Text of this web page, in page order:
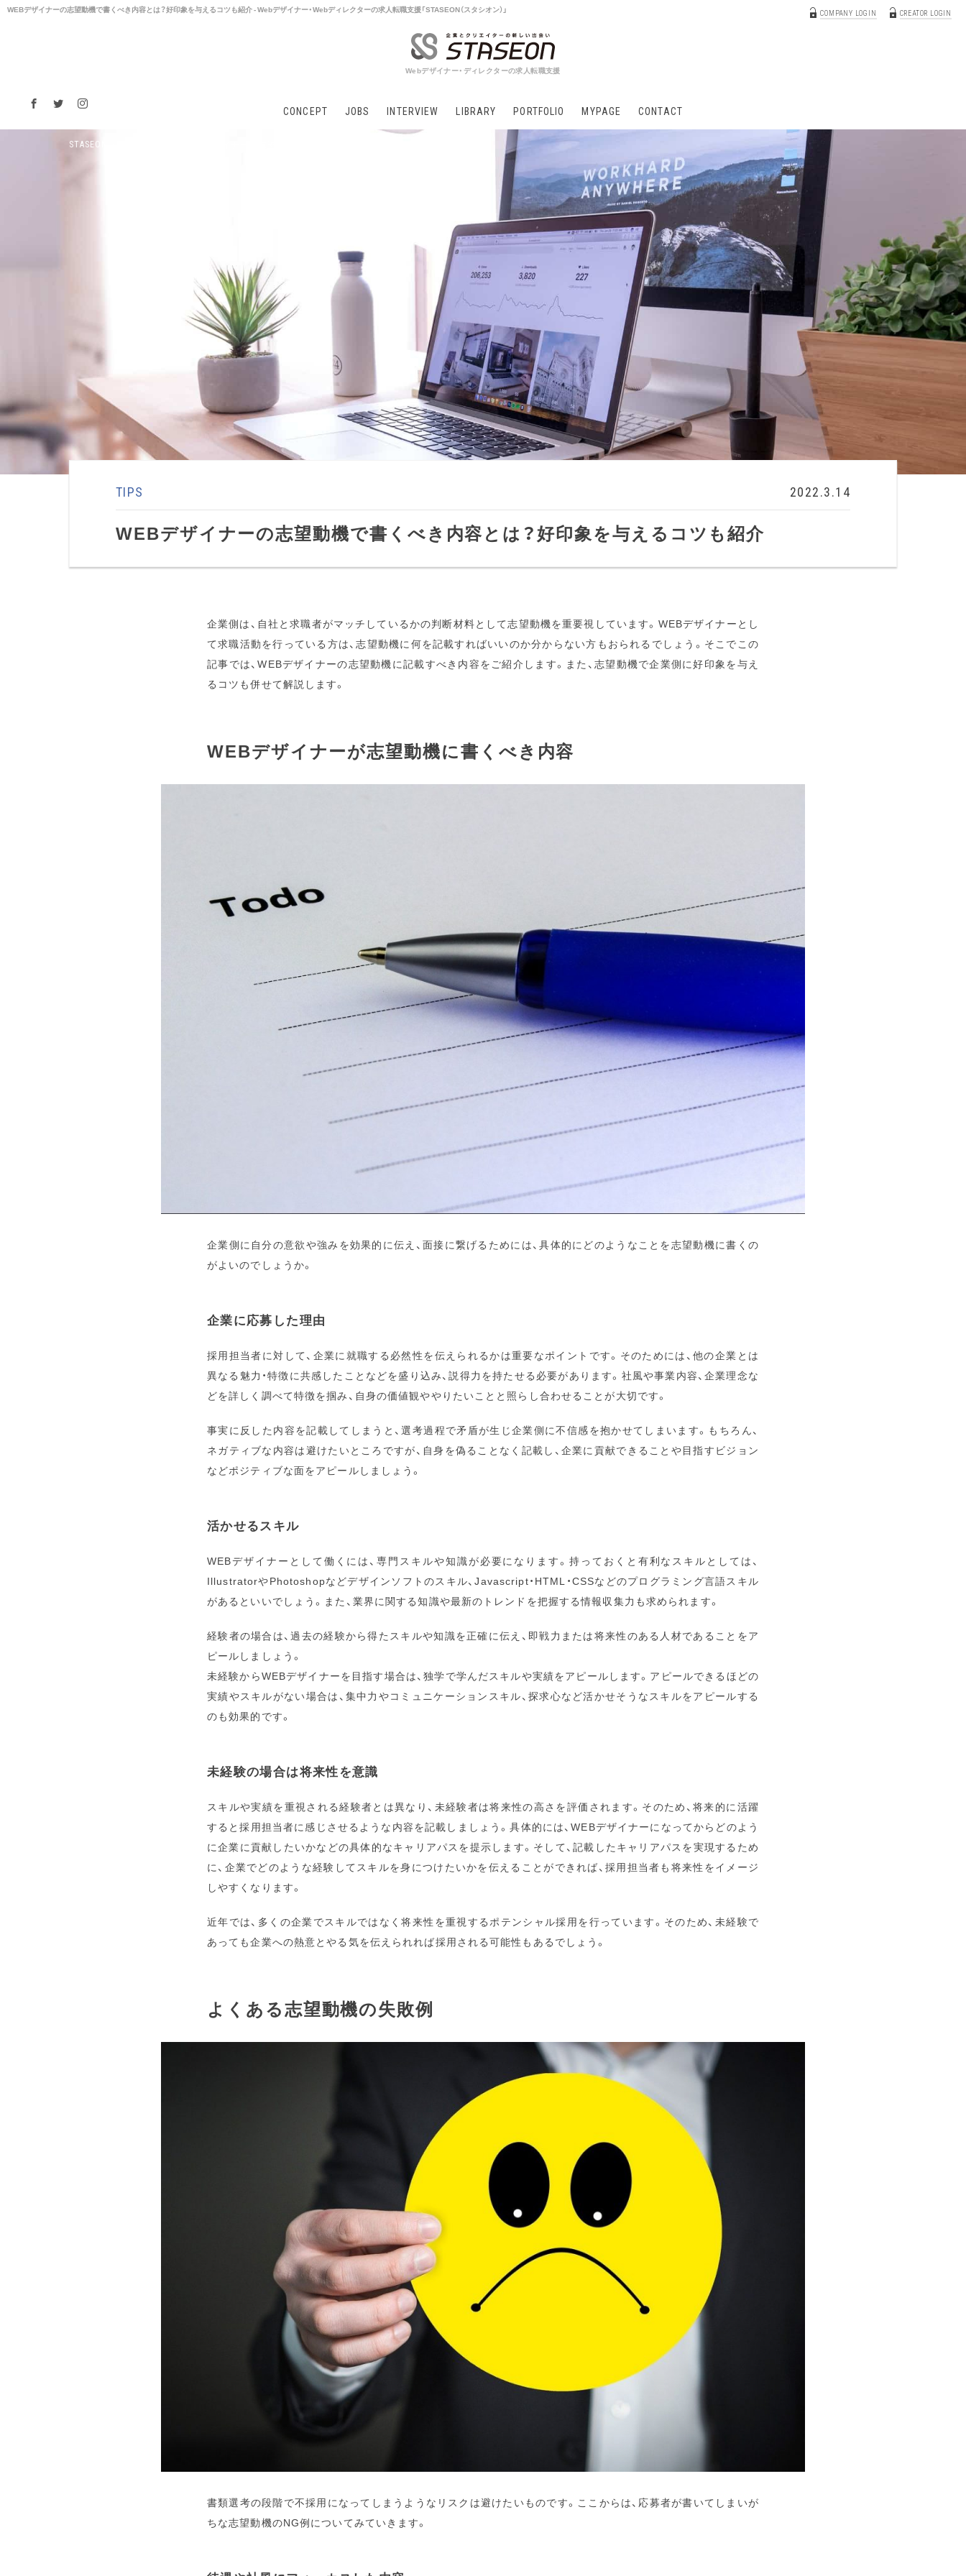
WEBデザイナーの志望動機で書くべき内容とは？好印象を与えるコツも紹介 - Webデザイナー・Webディレクターの求人転職支援「STASEON（スタシオン）」
Webデザイナー・ディレクターの求人転職支援
CONCEPT JOBS INTERVIEW LIBRARY PORTFOLIO MYPAGE CONTACT
COMPANY LOGIN CREATOR LOGIN
STASEON
TIPS 2022.3.14
WEBデザイナーの志望動機で書くべき内容とは？好印象を与えるコツも紹介
企業側は、自社と求職者がマッチしているかの判断材料として志望動機を重要視しています。WEBデザイナーとし
て求職活動を行っている方は、志望動機に何を記載すればいいのか分からない方もおられるでしょう。そこでこの
記事では、WEBデザイナーの志望動機に記載すべき内容をご紹介します。また、志望動機で企業側に好印象を与え
るコツも併せて解説します。
WEBデザイナーが志望動機に書くべき内容
企業側に自分の意欲や強みを効果的に伝え、面接に繋げるためには、具体的にどのようなことを志望動機に書くの
がよいのでしょうか。
企業に応募した理由
採用担当者に対して、企業に就職する必然性を伝えられるかは重要なポイントです。そのためには、他の企業とは
異なる魅力・特徴に共感したことなどを盛り込み、説得力を持たせる必要があります。社風や事業内容、企業理念な
どを詳しく調べて特徴を掴み、自身の価値観ややりたいことと照らし合わせることが大切です。
事実に反した内容を記載してしまうと、選考過程で矛盾が生じ企業側に不信感を抱かせてしまいます。もちろん、
ネガティブな内容は避けたいところですが、自身を偽ることなく記載し、企業に貢献できることや目指すビジョン
などポジティブな面をアピールしましょう。
活かせるスキル
WEBデザイナーとして働くには、専門スキルや知識が必要になります。持っておくと有利なスキルとしては、
IllustratorやPhotoshopなどデザインソフトのスキル、Javascript・HTML・CSSなどのプログラミング言語スキル
があるといいでしょう。また、業界に関する知識や最新のトレンドを把握する情報収集力も求められます。
経験者の場合は、過去の経験から得たスキルや知識を正確に伝え、即戦力または将来性のある人材であることをア
ピールしましょう。
未経験からWEBデザイナーを目指す場合は、独学で学んだスキルや実績をアピールします。アピールできるほどの
実績やスキルがない場合は、集中力やコミュニケーションスキル、探求心など活かせそうなスキルをアピールする
のも効果的です。
未経験の場合は将来性を意識
スキルや実績を重視される経験者とは異なり、未経験者は将来性の高さを評価されます。そのため、将来的に活躍
すると採用担当者に感じさせるような内容を記載しましょう。具体的には、WEBデザイナーになってからどのよう
に企業に貢献したいかなどの具体的なキャリアパスを提示します。そして、記載したキャリアパスを実現するため
に、企業でどのような経験してスキルを身につけたいかを伝えることができれば、採用担当者も将来性をイメージ
しやすくなります。
近年では、多くの企業でスキルではなく将来性を重視するポテンシャル採用を行っています。そのため、未経験で
あっても企業への熱意とやる気を伝えられれば採用される可能性もあるでしょう。
よくある志望動機の失敗例
書類選考の段階で不採用になってしまうようなリスクは避けたいものです。ここからは、応募者が書いてしまいが
ちな志望動機のNG例についてみていきます。